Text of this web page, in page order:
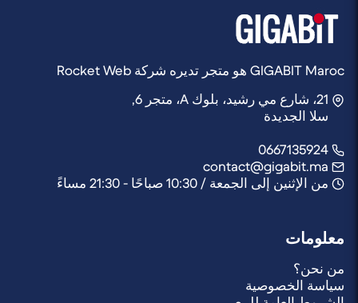
GIGABIT Maroc هو متجر تديره شركة Rocket Web
21، شارع مي رشيد، بلوك A، متجر 6,
سلا الجديدة
من الإثنين إلى الجمعة / 10:30 صباحًا - 21:30 مساءً
معلومات
من نحن؟
سياسة الخصوصية